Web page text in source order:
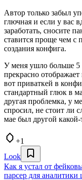
Автор только забыл
глючная и если у вас
заработать, сносите
ставится проще чем с
создания конфига.
У меня ушло больше 5
прекрасно
вот приваткей в
стандартный глюк в
другая проблемка, у
спросил, не стоит ли
мае был другой
+1
Look
Как я устал от
парсер для аналитики